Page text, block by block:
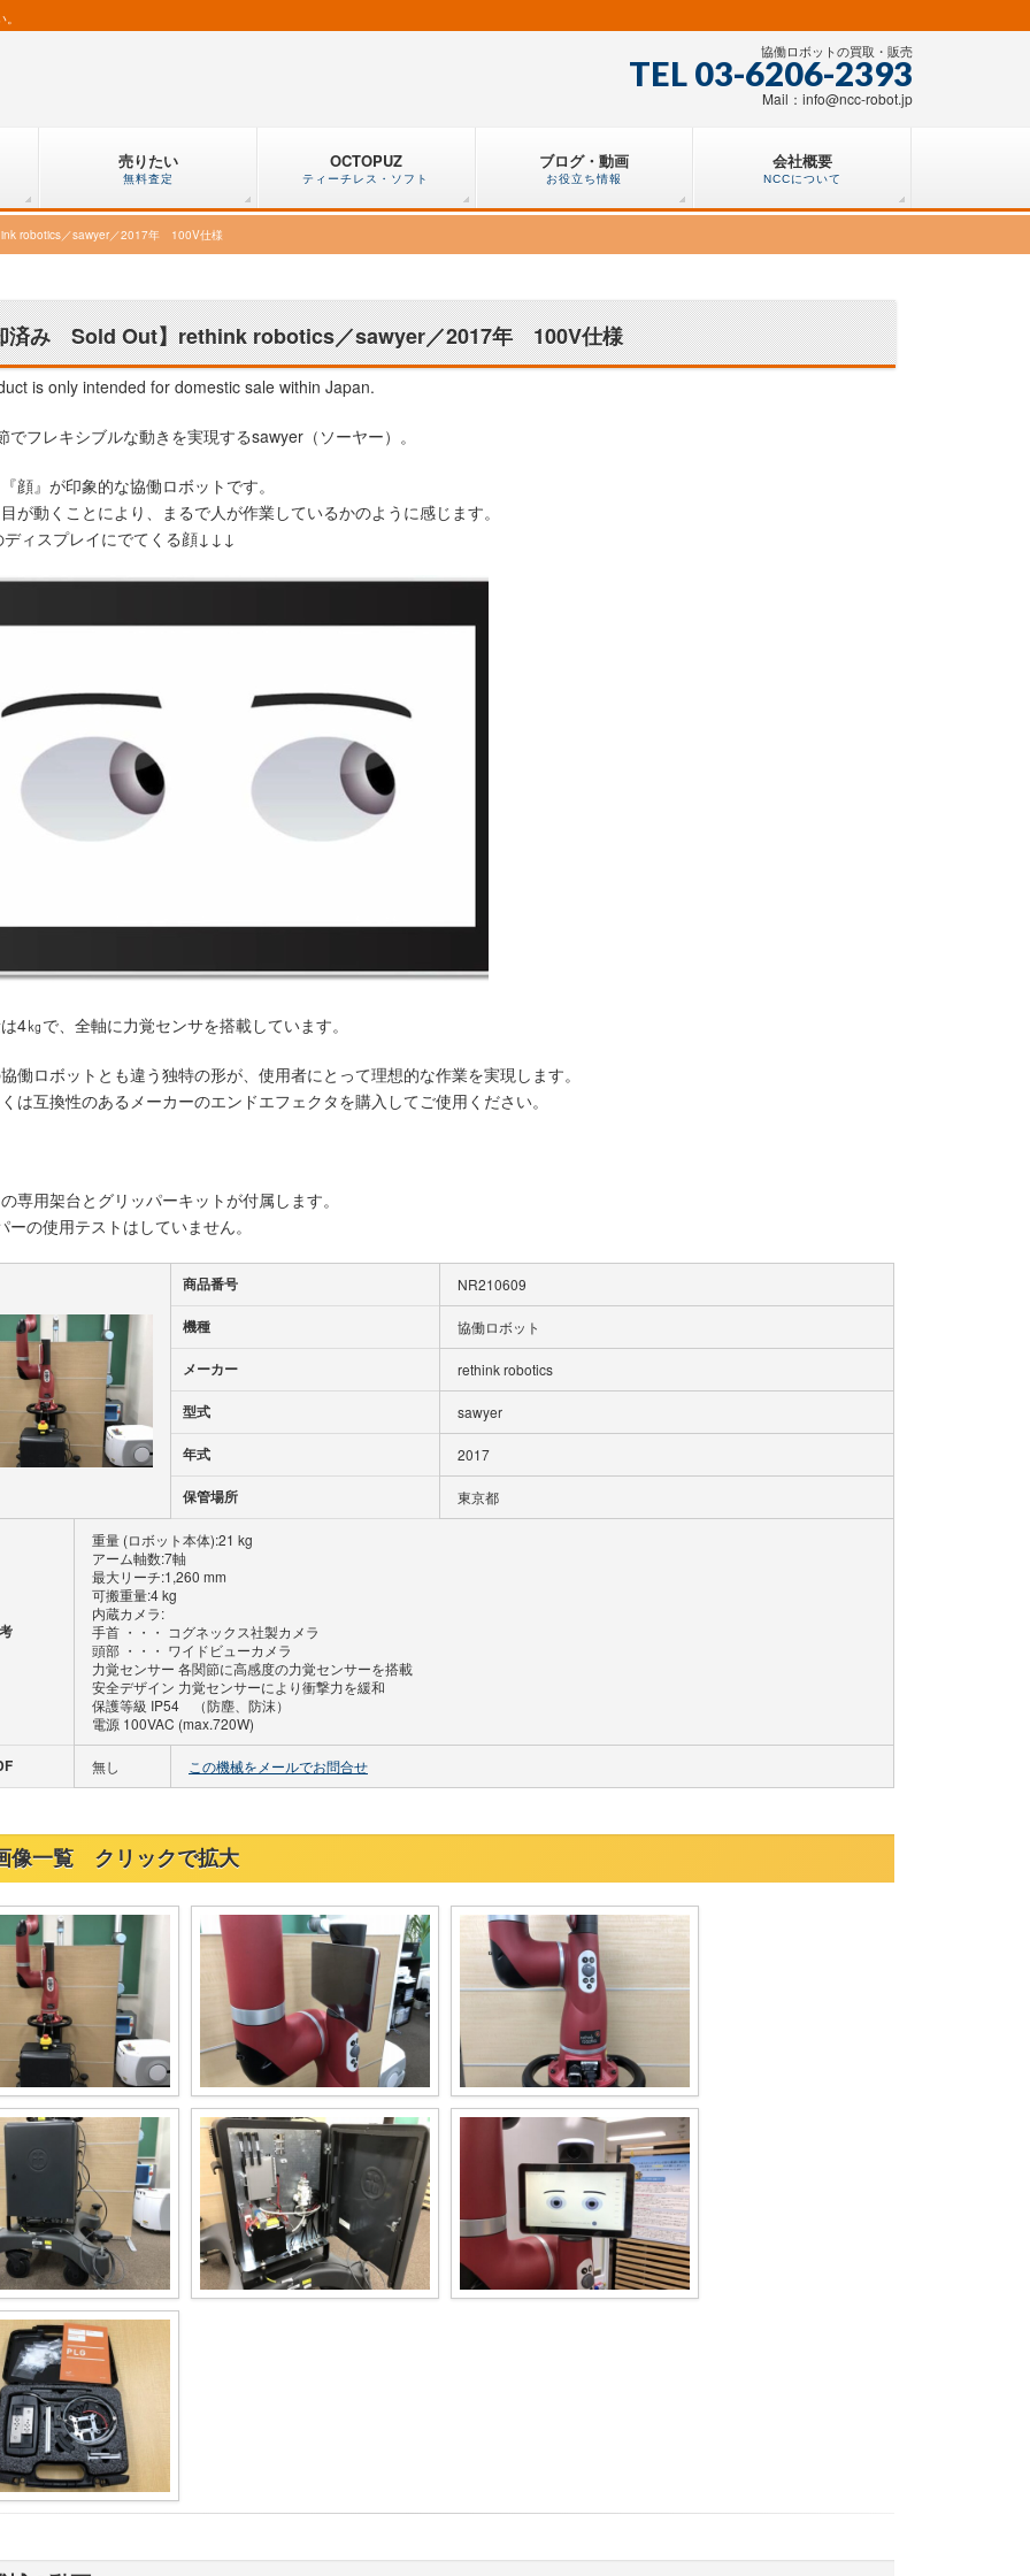
協働ロボットの買取・販売
TEL 03-6206-2393
Mail：info@ncc-robot.jp
売りたい
無料査定
OCTOPUZ
ティーチレス・ソフト
ブログ・動画
お役立ち情報
会社概要
NCCについて
robotics／sawyer／2017年 100V仕様
済み Sold Out】rethink robotics／sawyer／2017年 100V仕様
is only intended for domestic sale within Japan.
でフレキシブルな動きを実現するsawyer（ソーヤー）。
顔』が印象的な協働ロボットです。
が動くことにより、まるで人が作業しているかのように感じます。
ディスプレイにでてくる顔↓↓↓
4㎏で、全軸に力覚センサを搭載しています。
働ロボットとも違う独特の形が、使用者にとって理想的な作業を実現します。
は互換性のあるメーカーのエンドエフェクタを購入してご使用ください。
専用架台とグリッパーキットが付属します。
ーの使用テストはしていません。
商品番号 NR210609
機種 協働ロボット
メーカー rethink robotics
型式 sawyer
年式 2017
保管場所 東京都
重量 (ロボット本体):21 kg
アーム軸数:7軸
最大リーチ:1,260 mm
可搬重量:4 kg
内蔵カメラ:
手首 ・・・ コグネックス社製カメラ
頭部 ・・・ ワイドビューカメラ
力覚センサー 各関節に高感度の力覚センサーを搭載
安全デザイン 力覚センサーにより衝撃力を緩和
保護等級 IP54 （防塵、防沫）
電源 100VAC (max.720W)
無し この機械をメールでお問合せ
像一覧 クリックで拡大